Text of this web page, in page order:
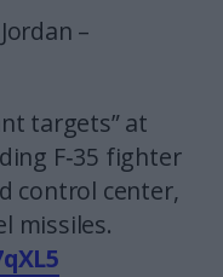
–
targets” at
F‑35 fighter
control center,
missiles.